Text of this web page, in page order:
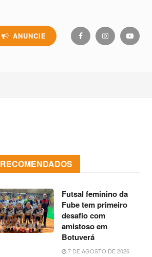
ANUNCIE
RECOMENDADOS
Futsal feminino da
Fube tem primeiro
desafio com
amistoso em
Botuverá
7 DE AGOSTO DE 2026